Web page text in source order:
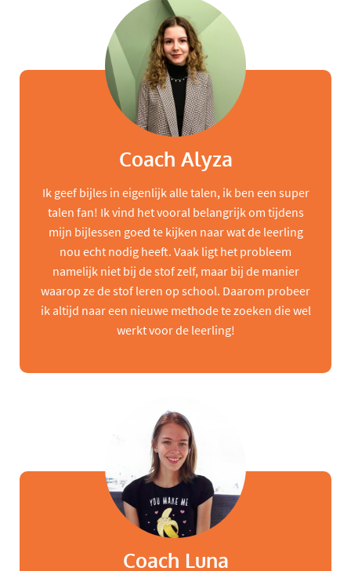
Coach Alyza
Ik geef bijles in eigenlijk alle talen, ik ben een super
talen fan! Ik vind het vooral belangrijk om tijdens
mijn bijlessen goed te kijken naar wat de leerling
nou echt nodig heeft. Vaak ligt het probleem
namelijk niet bij de stof zelf, maar bij de manier
waarop ze de stof leren op school. Daarom probeer
ik altijd naar een nieuwe methode te zoeken die wel
werkt voor de leerling!
Coach Luna